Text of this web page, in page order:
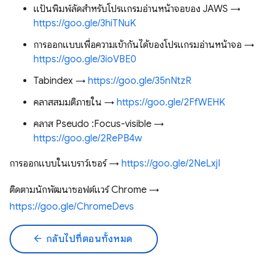
แป้นพิมพ์ลัดสำหรับโปรแกรมอ่านหน้าจอของ JAWS →
https://goo.gle/3hiTNuK
การออกแบบเพื่อความเข้ากันได้ของโปรแกรมอ่านหน้าจอ →
https://goo.gle/3ioVBE0
Tabindex → https://goo.gle/35nNtzR
คลาสสมมติภายใน → https://goo.gle/2FfWEHK
คลาส Pseudo :Focus-visible →
https://goo.gle/2RePB4w
การออกแบบในเบราว์เซอร์ → https://goo.gle/2NeLxjI
ติดตามนักพัฒนาซอฟต์แวร์ Chrome →
https://goo.gle/ChromeDevs
arrow_back กลับไปที่ตอนทั้งหมด